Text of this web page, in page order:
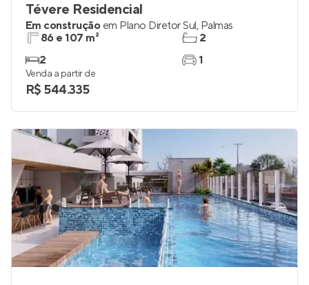
Tévere Residencial
Em construção em Plano Diretor Sul, Palmas
86 e 107 m²
2
2
1
Venda a partir de
R$ 544.335